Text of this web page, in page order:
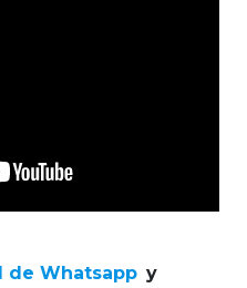
de Whatsapp y